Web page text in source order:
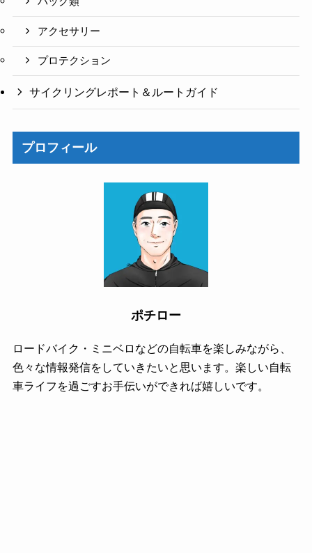
アクセサリー
プロテクション
サイクリングレポート＆ルートガイド
プロフィール
ポチロー
ロードバイク・ミニベロなどの自転車を楽しみながら、
色々な情報発信をしていきたいと思います。楽しい自転
車ライフを過ごすお手伝いができれば嬉しいです。